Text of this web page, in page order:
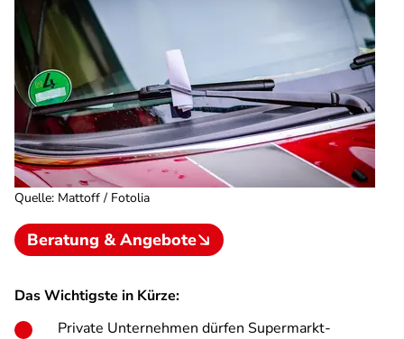
Quelle: Mattoff / Fotolia
Beratung & Angebote
Das Wichtigste in Kürze:
Private Unternehmen dürfen Supermarkt-